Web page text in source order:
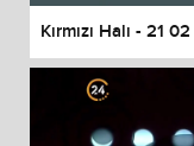
Kırmızı Halı - 21